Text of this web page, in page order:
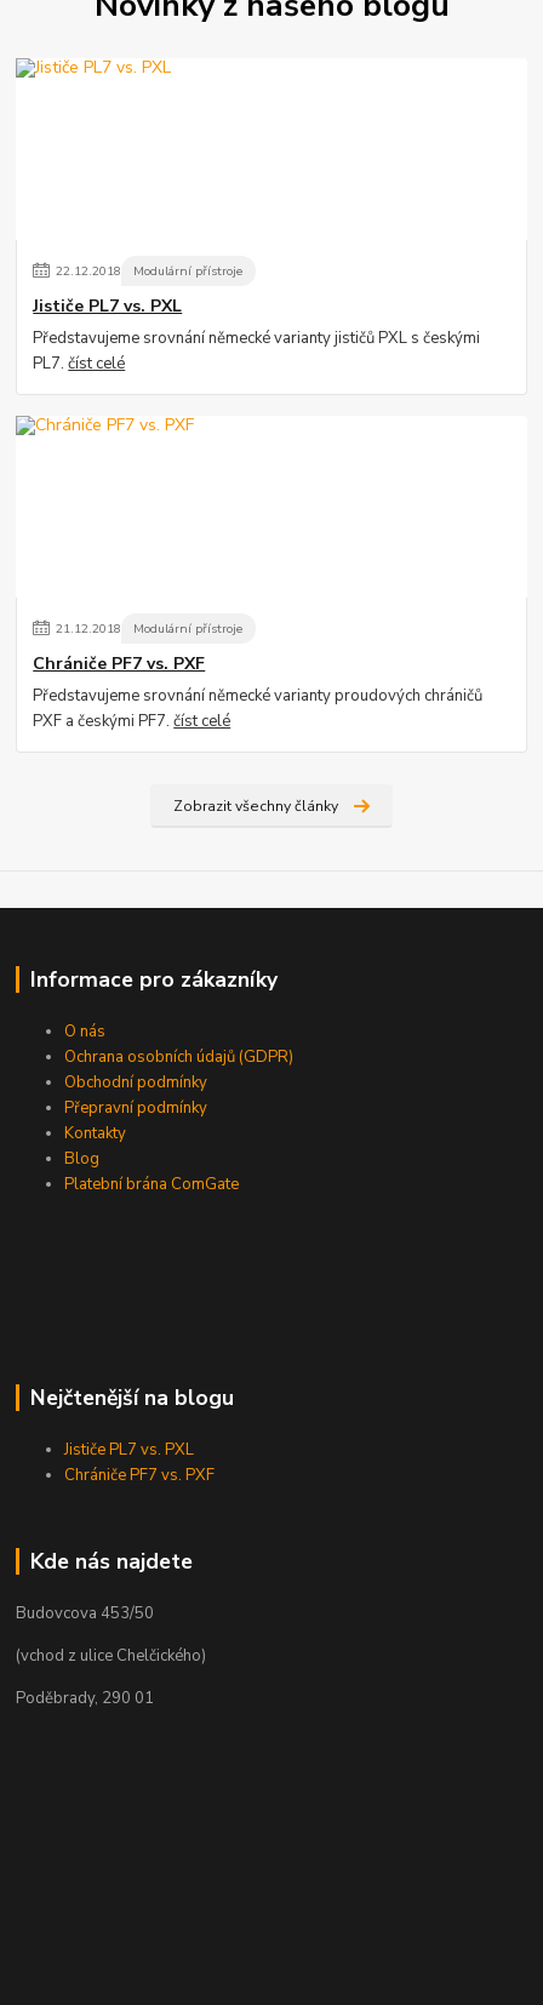
22.12.2018 Modulární přístroje
Jističe PL7 vs. PXL
Představujeme srovnání německé varianty jističů PXL s českými
PL7.číst celé
21.12.2018 Modulární přístroje
Chrániče PF7 vs. PXF
Představujeme srovnání německé varianty proudových chráničů
PXF a českými PF7.číst celé
Zobrazit všechny články
Informace pro zákazníky
O nás
Ochrana osobních údajů (GDPR)
Obchodní podmínky
Přepravní podmínky
Kontakty
Blog
Platební brána ComGate
Nejčtenější na blogu
Jističe PL7 vs. PXL
Chrániče PF7 vs. PXF
Kde nás najdete
Budovcova 453/50
(vchod z ulice Chelčického)
Poděbrady, 290 01